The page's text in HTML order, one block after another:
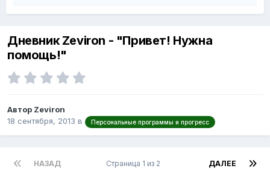
Дневник Zeviron - "Привет! Нужна
помощь!"
Автор Zeviron
18 сентября, 2013 в Персональные программы и прогресс
НАЗАД ДАЛЕЕ
Страница 1 из 2